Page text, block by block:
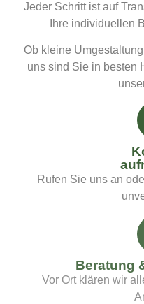
Jeder Schritt ist auf
Ihre individuellen
Ob kleine
uns sind Sie in besten
Rufen Sie uns an
Beratung
Vor Ort klären wir